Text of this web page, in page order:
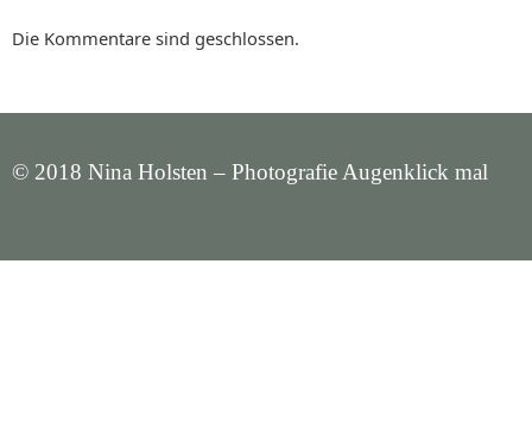
Die Kommentare sind geschlossen.
© 2018 Nina Holsten – Photografie Augenklick mal